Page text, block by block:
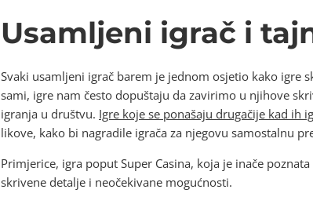
Usamljeni igrač i
Svaki usamljeni igrač barem je jednom osjetio kako igre
sami, igre nam često dopuštaju da zavirimo u njihove
igranja u društvu. Igre koje se ponašaju drugačije kad ih
likove, kako bi nagradile igrača za njegovu samostalnu
Primjerice, igra poput Super Casina, koja je inače
skrivene detalje i neočekivane mogućnosti.